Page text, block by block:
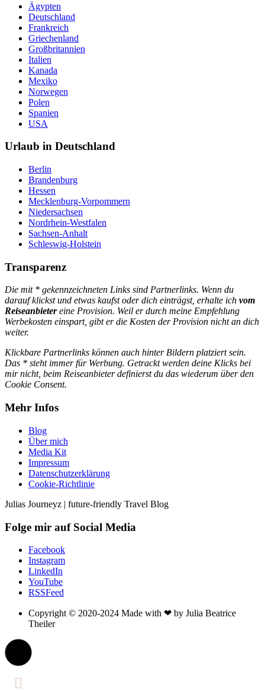
Ägypten
Deutschland
Frankreich
Griechenland
Großbritannien
Italien
Kanada
Mexiko
Norwegen
Polen
Spanien
USA
Urlaub in Deutschland
Berlin
Brandenburg
Hessen
Mecklenburg-Vorpommern
Niedersachsen
Nordrhein-Westfalen
Sachsen-Anhalt
Schleswig-Holstein
Transparenz
Die mit * gekennzeichneten Links sind Partnerlinks. Wenn du
darauf klickst und etwas kaufst oder dich einträgst, erhalte ich vom
Reiseanbietereine Provision. Weil er durch meine Empfehlung
Werbekosten einspart, gibt er die Kosten der Provision nicht an dich
weiter.
Klickbare Partnerlinks können auch hinter Bildern platziert sein.
Das * steht immer für Werbung. Getrackt werden deine Klicks bei
mir nicht, beim Reiseanbieter definierst du das wiederum über den
Cookie Consent.
Mehr Infos
Blog
Über mich
Media Kit
Impressum
Datenschutzerklärung
Cookie-Richtlinie
Julias Journeyz | future-friendly Travel Blog
Folge mir auf Social Media
Facebook
Instagram
LinkedIn
YouTube
RSSFeed
Copyright © 2020-2024 Made with ❤ by Julia Beatrice
Theiler